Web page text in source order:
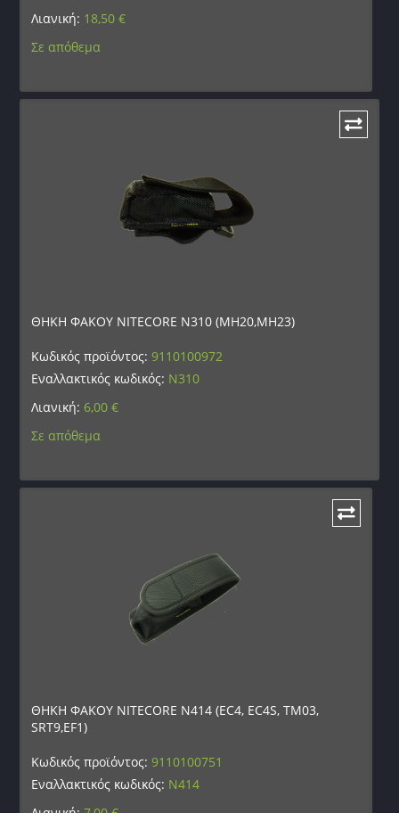
Λιανική: 18,50€
Σε απόθεμα
ΘΗΚΗ ΦΑΚΟΥ NITECORE N310 (MH20,MH23)
Κωδικός προϊόντος:9110100972
Εναλλακτικός κωδικός: N310
Λιανική: 6,00€
Σε απόθεμα
ΘΗΚΗ ΦΑΚΟΥ NITECORE N414 (EC4, EC4S, TM03,
SRT9,EF1)
Κωδικός προϊόντος:9110100751
Εναλλακτικός κωδικός: N414